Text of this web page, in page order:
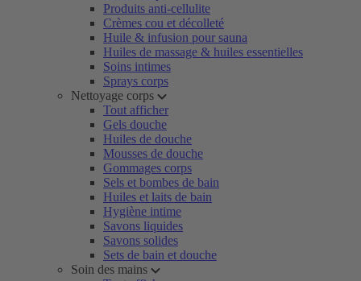
Produits anti-cellulite
Crèmes cou et décolleté
Huile & infusion pour sauna
Huiles de massage & huiles essentielles
Soins intimes
Sprays corps
Nettoyage corps
Tout afficher
Gels douche
Huiles de douche
Mousses de douche
Gommages corps
Sels et bombes de bain
Huiles et laits de bain
Hygiène intime
Savons liquides
Savons solides
Sets de bain et douche
Soin des mains